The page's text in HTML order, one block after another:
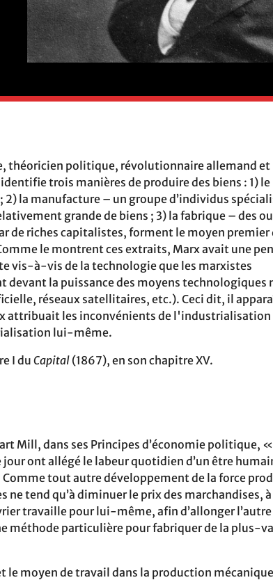
théoricien politique, révolutionnaire allemand et
trois manières de produire des biens : 1)
la manufacture – un groupe d’individus
grande de biens ; 3) la fabrique – des
de riches capitalistes, forment le moyen premier
le montrent ces extraits, Marx avait une
vis-à-vis de la technologie que les marxistes
la puissance des moyens technologiques
réseaux satellitaires, etc.). Ceci dit, il
attribuait les inconvénients de l'industrialisation
lui-même.
I du Capital (1867), en son chapitre XV.
Mill, dans ses Principes d’économie politique,
ont allégé le labeur quotidien d’un être
tout autre développement de la force
tend qu’à diminuer le prix des marchandises, à
travaille pour lui-même, afin d’allonger
méthode particulière pour fabriquer de la plus-
le moyen de travail dans la production